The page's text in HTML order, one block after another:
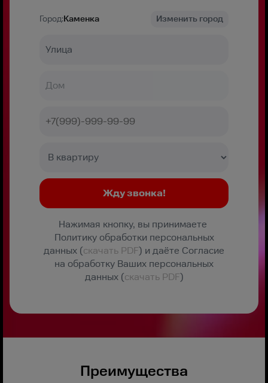
Город:Каменка Изменить город
Нажимая кнопку, вы принимаете
Политику обработки персональных
данных (скачать PDF) и даёте Согласие
на обработку Ваших персональных
данных (скачать PDF)
Преимущества